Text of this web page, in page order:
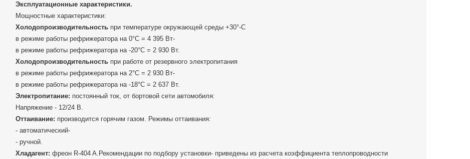
Эксплуатационные характеристики.
Мощностные характеристики:
Холодопроизводительность при температуре окружающей среды +30°-С
в режиме работы рефрижератора на 0°C = 4 395 Вт-
в режиме работы рефрижератора на -20°C = 2 930 Вт.
Холодопроизводительность при работе от резервного электропитания
в режиме работы рефрижератора на 2°C = 2 930 Вт-
в режиме работы рефрижератора на -18°C = 2 637 Вт.
Электропитание: постоянный ток, от бортовой сети автомобиля:
Напряжение - 12/24 В.
Оттаивание: производится горячим газом. Режимы оттаивания:
- автоматический-
- ручной.
Хладагент: фреон R-404 A.Рекомендации по подбору установки- приведены из расчета коэффициента теплопроводности